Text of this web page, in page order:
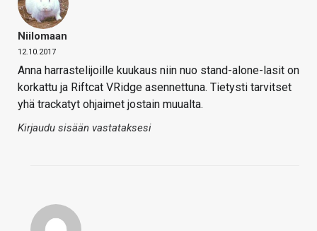
Niilomaan
12.10.2017
Anna harrastelijoille kuukaus niin nuo stand-alone-lasit on
korkattu ja Riftcat VRidge asennettuna. Tietysti tarvitset
yhä trackatyt ohjaimet jostain muualta.
Kirjaudu sisään vastataksesi